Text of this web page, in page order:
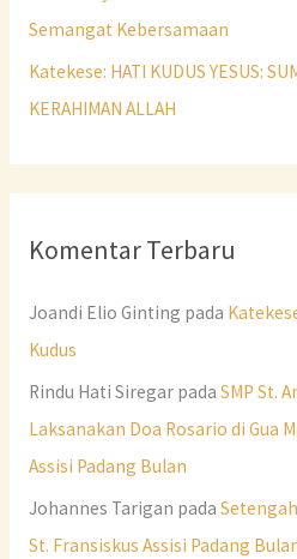
Semangat Kebersamaan
Katekese: HATI KUDUS YESUS:
KERAHIMAN ALLAH
Komentar Terbaru
Joandi Elio Ginting pada
Kudus
Rindu Hati Siregarpada SMP St.
Laksanakan Doa Rosario di Gua
Assisi Padang Bulan
Johannes Tarigan pada
St. Fransiskus Assisi Padang